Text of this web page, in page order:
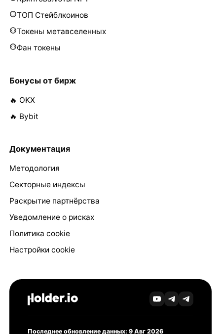
ТОП Стейблкоинов
Токены метавселенных
Фан токены
Бонусы от бирж
🔥 OKX
🔥 Bybit
Документация
Методология
Секторные индексы
Раскрытие партнёрства
Уведомление о рисках
Политика cookie
Настройки cookie
Последнее обновление данных: 9 Авг 2026